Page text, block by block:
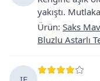
yakıştı.
Ürün: Saks
Bluzlu Astarlı